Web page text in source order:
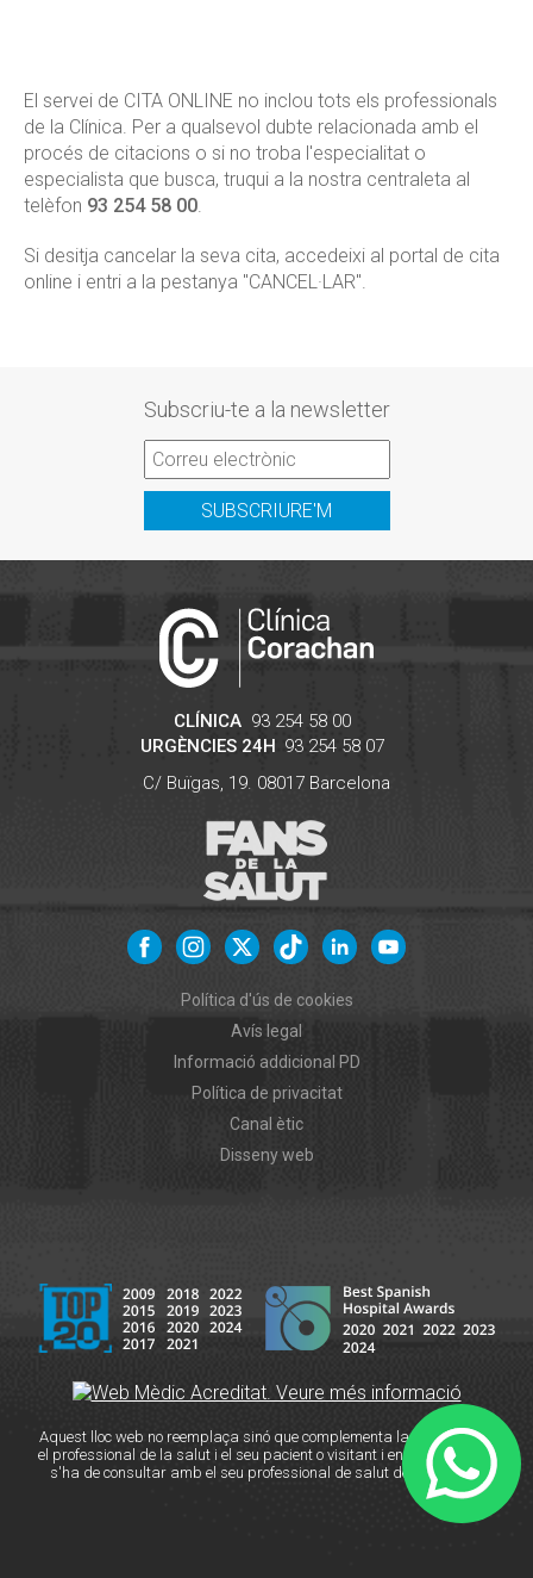
El servei de CITA ONLINE no inclou tots els professionals
de la Clínica. Per a qualsevol dubte relacionada amb el
procés de citacions o si no troba l'especialitat o
especialista que busca, truqui a la nostra centraleta al
telèfon 93 254 58 00.
Si desitja cancelar la seva cita, accedeixi al portal de cita
online i entri a la pestanya "CANCEL·LAR".
Subscriu-te a la newsletter
SUBSCRIURE'M
CLÍNICA 93 254 58 00
URGÈNCIES 24H 93 254 58 07
C/ Buïgas, 19. 08017 Barcelona
Política d'ús de cookies
Avís legal
Informació addicional PD
Política de privacitat
Canal ètic
Disseny web
Aquest lloc web no reemplaça sinó que complementa la relació entre
el professional de la salut i el seu pacient o visitant i en cas de dubte
s'ha de consultar amb el seu professional de salut de referència.